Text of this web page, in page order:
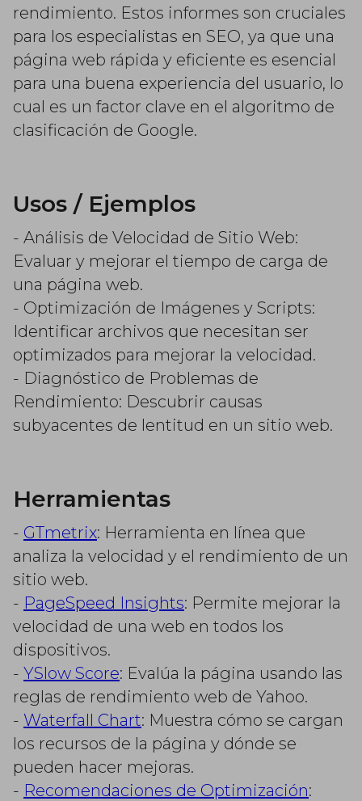
rendimiento. Estos informes son cruciales
para los especialistas en SEO, ya que una
página web rápida y eficiente es esencial
para una buena experiencia del usuario, lo
cual es un factor clave en el algoritmo de
clasificación de Google.
Usos / Ejemplos
- Análisis de Velocidad de Sitio Web:
Evaluar y mejorar el tiempo de carga de
una página web.
- Optimización de Imágenes y Scripts:
Identificar archivos que necesitan ser
optimizados para mejorar la velocidad.
- Diagnóstico de Problemas de
Rendimiento: Descubrir causas
subyacentes de lentitud en un sitio web.
Herramientas
- GTmetrix: Herramienta en línea que
analiza la velocidad y el rendimiento de un
sitio web.
- PageSpeed Insights: Permite mejorar la
velocidad de una web en todos los
dispositivos.
- YSlow Score: Evalúa la página usando las
reglas de rendimiento web de Yahoo.
- Waterfall Chart: Muestra cómo se cargan
los recursos de la página y dónde se
pueden hacer mejoras.
- Recomendaciones de Optimización: